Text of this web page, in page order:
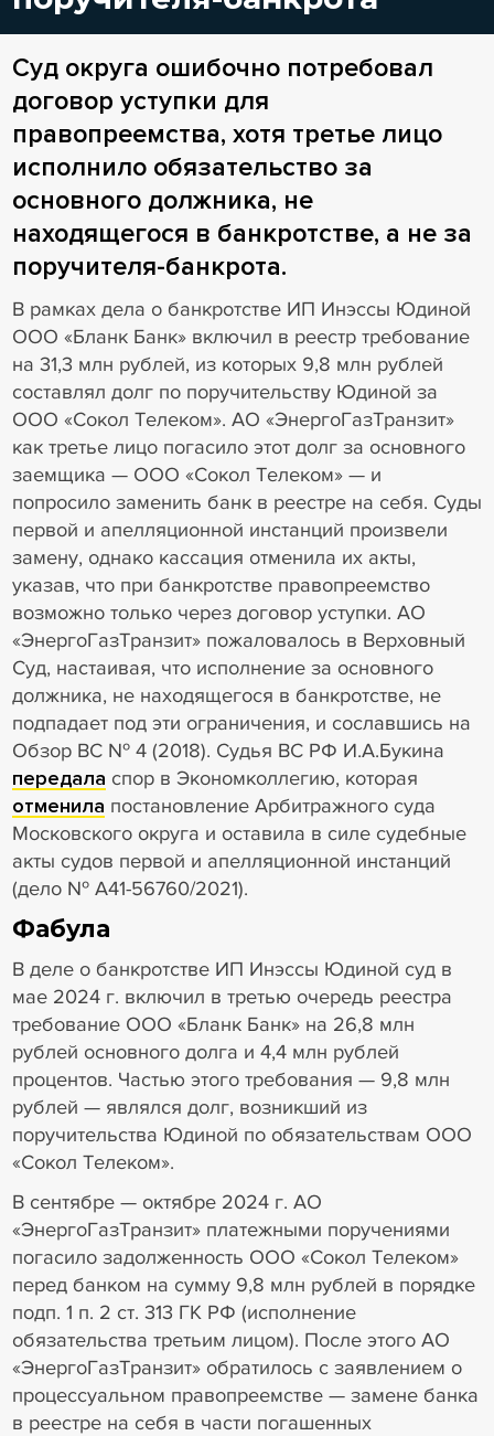
Суд округа ошибочно потребовал
договор уступки для
правопреемства, хотя третье лицо
исполнило обязательство за
основного должника, не
находящегося в банкротстве, а не за
поручителя-банкрота.
В рамках дела о банкротстве ИП Инэссы Юдиной
ООО «Бланк Банк» включил в реестр требование
на 31,3 млн рублей, из которых 9,8 млн рублей
составлял долг по поручительству Юдиной за
ООО «Сокол Телеком». АО «ЭнергоГазТранзит»
как третье лицо погасило этот долг за основного
заемщика — ООО «Сокол Телеком» — и
попросило заменить банк в реестре на себя. Суды
первой и апелляционной инстанций произвели
замену, однако кассация отменила их акты,
указав, что при банкротстве правопреемство
возможно только через договор уступки. АО
«ЭнергоГазТранзит» пожаловалось в Верховный
Суд, настаивая, что исполнение за основного
должника, не находящегося в банкротстве, не
подпадает под эти ограничения, и сославшись на
Обзор ВС № 4 (2018). Судья ВС РФ И.А.Букина
передала спор в Экономколлегию, которая
отменила постановление Арбитражного суда
Московского округа и оставила в силе судебные
акты судов первой и апелляционной инстанций
(дело № А41-56760/2021).
Фабула
В деле о банкротстве ИП Инэссы Юдиной суд в
мае 2024 г. включил в третью очередь реестра
требование ООО «Бланк Банк» на 26,8 млн
рублей основного долга и 4,4 млн рублей
процентов. Частью этого требования — 9,8 млн
рублей — являлся долг, возникший из
поручительства Юдиной по обязательствам ООО
«Сокол Телеком».
В сентябре — октябре 2024 г. АО
«ЭнергоГазТранзит» платежными поручениями
погасило задолженность ООО «Сокол Телеком»
перед банком на сумму 9,8 млн рублей в порядке
подп. 1 п. 2 ст. 313 ГК РФ (исполнение
обязательства третьим лицом). После этого АО
«ЭнергоГазТранзит» обратилось с заявлением о
процессуальном правопреемстве — замене банка
в реестре на себя в части погашенных